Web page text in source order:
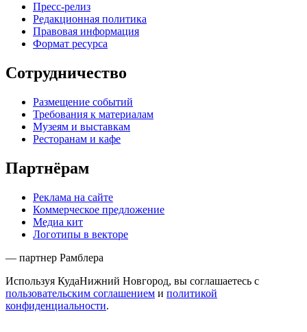
Пресс-релиз
Редакционная политика
Правовая информация
Формат ресурса
Сотрудничество
Размещение событий
Требования к материалам
Музеям и выставкам
Ресторанам и кафе
Партнёрам
Реклама на сайте
Коммерческое предложение
Медиа кит
Логотипы в векторе
— партнер Рамблера
Используя КудаНижний Новгород, вы соглашаетесь с
пользовательским соглашением и политикой
конфиденциальности.